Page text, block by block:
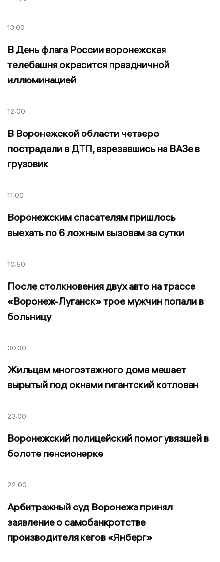
13:00
В День флага России воронежская
телебашня окрасится праздничной
иллюминацией
12:00
В Воронежской области четверо
пострадали в ДТП, взрезавшись на ВАЗе в
грузовик
11:00
Воронежским спасателям пришлось
выехать по 6 ложным вызовам за сутки
10:50
После столкновения двух авто на трассе
«Воронеж-Луганск» трое мужчин попали в
больницу
00:30
Жильцам многоэтажного дома мешает
вырытый под окнами гигантский котлован
23:00
Воронежский полицейский помог увязшей в
болоте пенсионерке
22:00
Арбитражный суд Воронежа принял
заявление о самобанкротстве
производителя кегов «Янберг»